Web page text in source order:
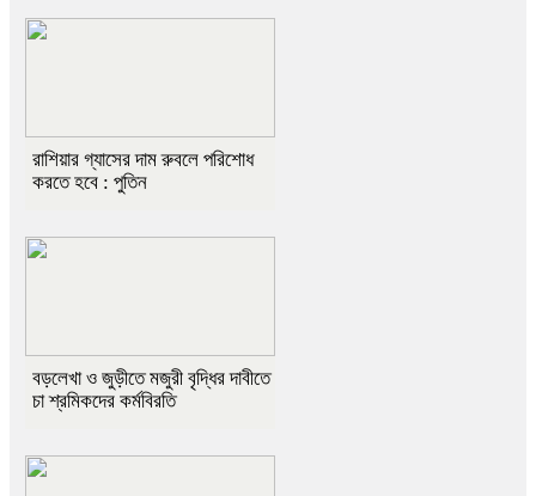
রাশিয়ার গ্যাসের দাম রুবলে পরিশোধ
করতে হবে : পুতিন
বড়লেখা ও জুড়ীতে মজুরী বৃদ্ধির দাবীতে
চা শ্রমিকদের কর্মবিরতি